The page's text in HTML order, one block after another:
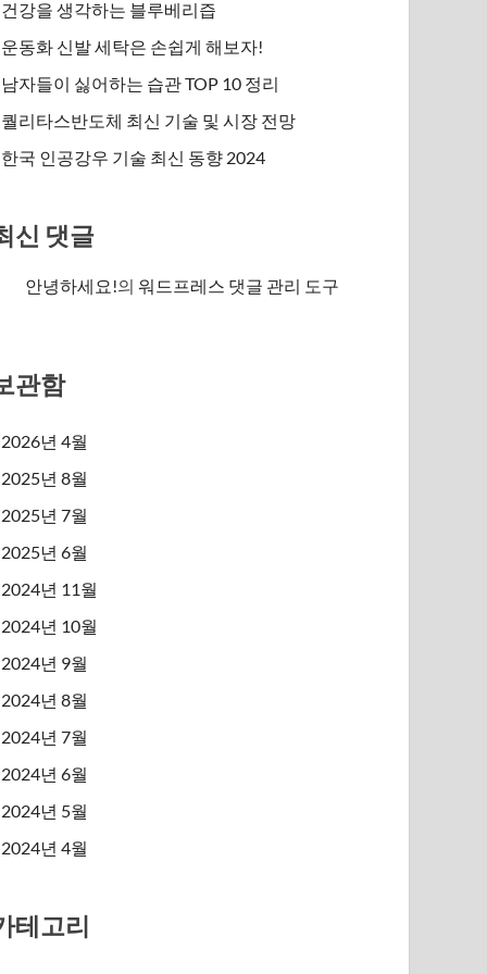
건강을 생각하는 블루베리즙
운동화 신발 세탁은 손쉽게 해보자!
남자들이 싫어하는 습관 TOP 10 정리
퀄리타스반도체 최신 기술 및 시장 전망
한국 인공강우 기술 최신 동향 2024
신 댓글
안녕하세요!의워드프레스 댓글 관리 도구
관함
2026년 4월
2025년 8월
2025년 7월
2025년 6월
2024년 11월
2024년 10월
2024년 9월
2024년 8월
2024년 7월
2024년 6월
2024년 5월
2024년 4월
테고리